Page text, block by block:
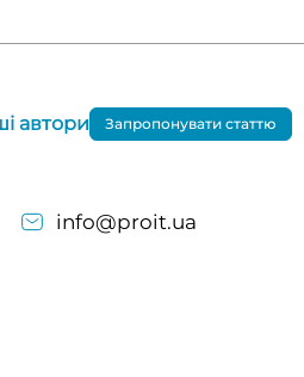
info@proit.ua
автори Запропонувати статтю